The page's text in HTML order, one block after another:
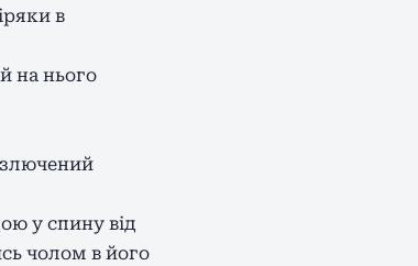
в
на нього
у спину від
чолом в його